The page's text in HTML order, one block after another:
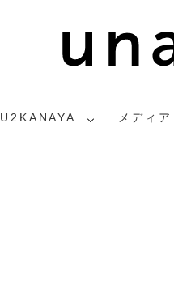
U2KANAYA メディア